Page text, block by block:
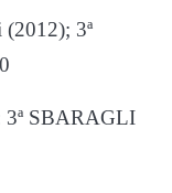
(2012); 3ª
3ª SBARAGLI